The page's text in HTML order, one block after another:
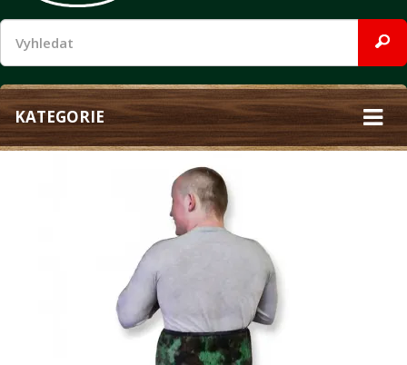
KATEGORIE